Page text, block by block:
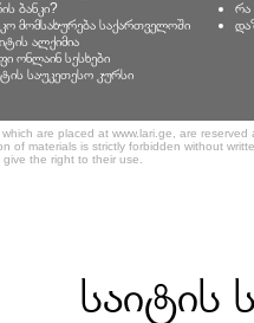
ბანკი?
მომსახურება საქართველოში
ალქიმია
ონლაინ სესხები
საუკეთესო კურსი
რა
are placed at www.lari.ge, are
of materials is strictly forbidden without
the right to their use.
საიტის